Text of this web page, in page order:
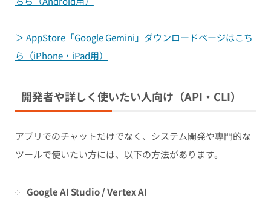
＞ AppStore「Google Gemini」ダウンロードページはこち
ら（iPhone・iPad用）
開発者や詳しく使いたい人向け（API・CLI）
アプリでのチャットだけでなく、システム開発や専門的な
ツールで使いたい方には、以下の方法があります。
Google AI Studio / Vertex AI